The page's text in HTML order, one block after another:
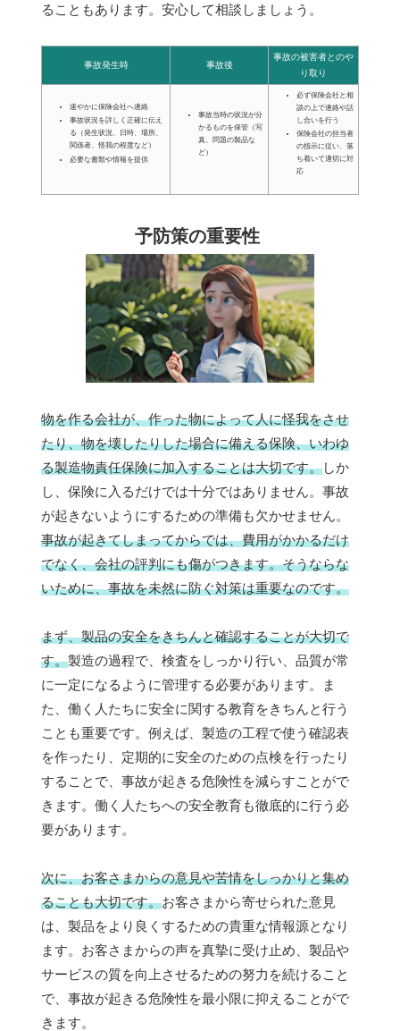
ることもあります。安心して相談しましょう。
事故発生時 事故後
事故の被害者とのや
り取り
速やかに保険会社へ連絡
事故状況を詳しく正確に伝え
る（発生状況、日時、場所、
関係者、怪我の程度など）
必要な書類や情報を提供
事故当時の状況が分
かるものを保管（写
真、問題の製品な
ど）
必ず保険会社と相
談の上で連絡や話
し合いを行う
保険会社の担当者
の指示に従い、落
ち着いて適切に対
応
予防策の重要性
物を作る会社が、作った物によって人に怪我をさせ
たり、物を壊したりした場合に備える保険、いわゆ
る製造物責任保険に加入することは大切です。しか
し、保険に入るだけでは十分ではありません。事故
が起きないようにするための準備も欠かせません。
事故が起きてしまってからでは、費用がかかるだけ
でなく、会社の評判にも傷がつきます。そうならな
いために、事故を未然に防ぐ対策は重要なのです。
まず、製品の安全をきちんと確認することが大切で
す。製造の過程で、検査をしっかり行い、品質が常
に一定になるように管理する必要があります。ま
た、働く人たちに安全に関する教育をきちんと行う
ことも重要です。例えば、製造の工程で使う確認表
を作ったり、定期的に安全のための点検を行ったり
することで、事故が起きる危険性を減らすことがで
きます。働く人たちへの安全教育も徹底的に行う必
要があります。
次に、お客さまからの意見や苦情をしっかりと集め
ることも大切です。お客さまから寄せられた意見
は、製品をより良くするための貴重な情報源となり
ます。お客さまからの声を真摯に受け止め、製品や
サービスの質を向上させるための努力を続けること
で、事故が起きる危険性を最小限に抑えることがで
きます。